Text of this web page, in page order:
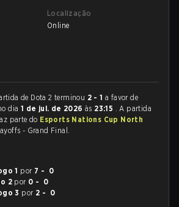
Localização
Online
de Dota 2 terminou 2 - 1 a favor de
dia 1 de jul. de 2026às 23:15 . A partida
parte do Esports Nations Cup North
- Grand Final.
1 por 7 - 0
2 por 0 - 0
3 por 2 - 0